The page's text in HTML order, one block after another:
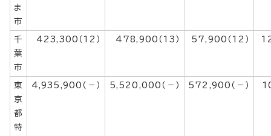
ま
市
千
葉
市
423,300（12） 478,900（13） 57,900（12）
東
京
都
特
4,935,900（－） 5,520,000（－） 572,900（－）